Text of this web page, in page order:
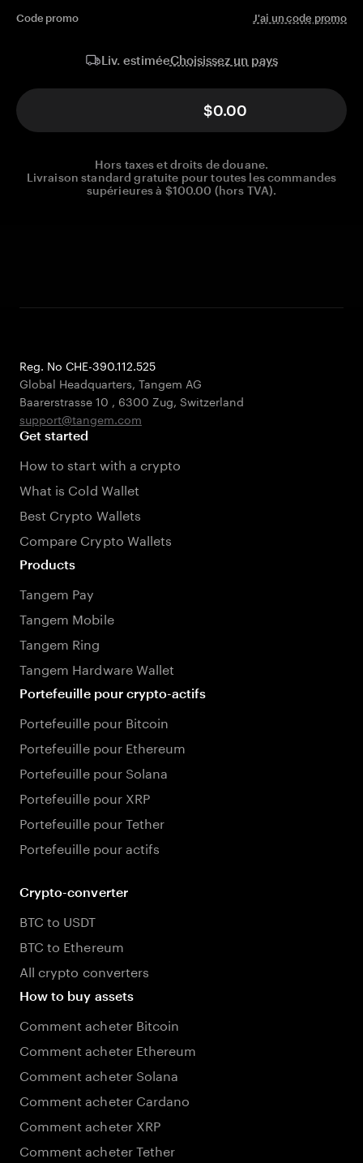
Code promo J'ai un code promo
Liv. estiméeChoisissez un pays
$0.00
Hors taxes et droits de douane.
Livraison standard gratuite pour toutes les commandes
supérieures à $100.00 (hors TVA).
Reg. No CHE-390.112.525
Global Headquarters, Tangem AG
Baarerstrasse 10 , 6300 Zug, Switzerland
support@tangem.com
Get started
How to start with a crypto
What is Cold Wallet
Best Crypto Wallets
Compare Crypto Wallets
Products
Tangem Pay
Tangem Mobile
Tangem Ring
Tangem Hardware Wallet
Portefeuille pour crypto-actifs
Portefeuille pour Bitcoin
Portefeuille pour Ethereum
Portefeuille pour Solana
Portefeuille pour XRP
Portefeuille pour Tether
Portefeuille pour actifs
Crypto-converter
BTC to USDT
BTC to Ethereum
All crypto converters
How to buy assets
Comment acheter Bitcoin
Comment acheter Ethereum
Comment acheter Solana
Comment acheter Cardano
Comment acheter XRP
Comment acheter Tether